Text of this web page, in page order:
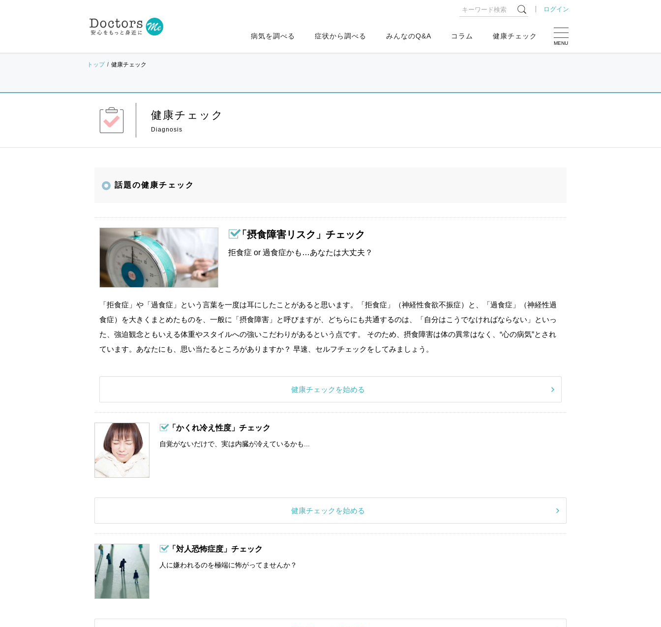
ログイン
MENU
病気を調べる 症状から調べる みんなのQ&A コラム 健康チェック
トップ 健康チェック
健康チェック
話題の健康チェック
「摂食障害リスク」チェック
拒食症 or 過食症かも…あなたは大丈夫？
「拒食症」や「過食症」という言葉を一度は耳にしたことがあると思います。「拒食症」（神経性食欲不振症）と、「過食症」（神経性過
食症）を大きくまとめたものを、一般に「摂食障害」と呼びますが、どちらにも共通するのは、「自分はこうでなければならない」といっ
た、強迫観念ともいえる体重やスタイルへの強いこだわりがあるという点です。 そのため、摂食障害は体の異常はなく、“心の病気”とされ
ています。あなたにも、思い当たるところがありますか？ 早速、セルフチェックをしてみましょう。
健康チェックを始める
「かくれ冷え性度」チェック
自覚がないだけで、実は内臓が冷えているかも...
健康チェックを始める
「対人恐怖症度」チェック
人に嫌われるのを極端に怖がってませんか？